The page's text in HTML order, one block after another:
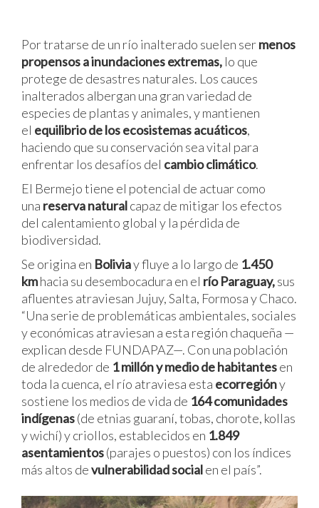
Por tratarse de un río inalterado suelen sermenos
propensos a inundaciones extremas, lo que
protege de desastres naturales. Los cauces
inalterados albergan una gran variedad de
especies de plantas y animales, y mantienen
el equilibrio de los ecosistemas acuáticos,
haciendo que su conservación sea vital para
enfrentar los desafíos del cambio climático.
El Bermejo tiene el potencial de actuar como
una reserva naturalcapaz de mitigar los efectos
del calentamiento global y la pérdida de
biodiversidad.
Se origina en Boliviay fluye a lo largo de 1.450
kmhacia su desembocadura en el río Paraguay,sus
afluentes atraviesan Jujuy, Salta, Formosa y Chaco.
“Una serie de problemáticas ambientales, sociales
y económicas atraviesan a esta región chaqueña —
explican desde FUNDAPAZ—. Con una población
de alrededor de 1 millón y medio de habitantesen
toda la cuenca, el río atraviesa esta ecorregióny
sostiene los medios de vida de 164 comunidades
indígenas(de etnias guaraní, tobas, chorote, kollas
y wichí) y criollos, establecidos en 1.849
asentamientos(parajes o puestos) con los índices
más altos devulnerabilidad socialen el país”.